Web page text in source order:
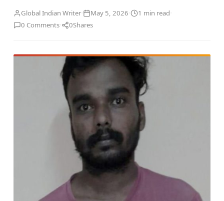
Global Indian Writer· May 5, 2026· 1 min read·
0 Comments· 0Shares